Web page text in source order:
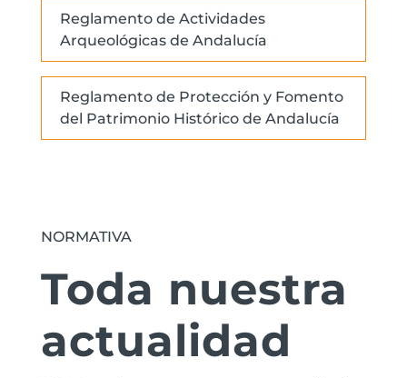
Reglamento de Actividades
Arqueológicas de Andalucía
Reglamento de Protección y Fomento
del Patrimonio Histórico de Andalucía
NORMATIVA
Toda nuestra
actualidad